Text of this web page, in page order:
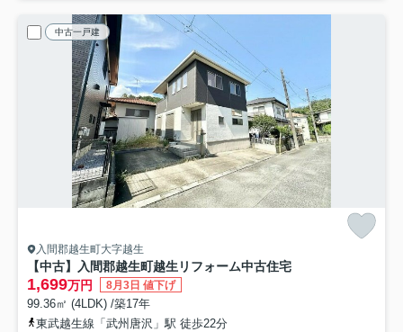
中古一戸建
入間郡越生町大字越生
【中古】入間郡越生町越生リフォーム中古住宅
1,699万円 8月3日 値下げ
99.36㎡ (4LDK) /築17年
東武越生線「武州唐沢」駅 徒歩22分